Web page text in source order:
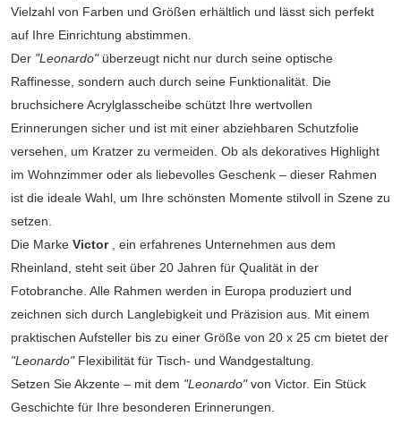
Vielzahl von Farben und Größen erhältlich und lässt sich perfekt
auf Ihre Einrichtung abstimmen.
Der "Leonardo"überzeugt nicht nur durch seine optische
Raffinesse, sondern auch durch seine Funktionalität. Die
bruchsichere Acrylglasscheibe schützt Ihre wertvollen
Erinnerungen sicher und ist mit einer abziehbaren Schutzfolie
versehen, um Kratzer zu vermeiden. Ob als dekoratives Highlight
im Wohnzimmer oder als liebevolles Geschenk – dieser Rahmen
ist die ideale Wahl, um Ihre schönsten Momente stilvoll in Szene zu
setzen.
Die Marke Victor, ein erfahrenes Unternehmen aus dem
Rheinland, steht seit über 20 Jahren für Qualität in der
Fotobranche. Alle Rahmen werden in Europa produziert und
zeichnen sich durch Langlebigkeit und Präzision aus. Mit einem
praktischen Aufsteller bis zu einer Größe von 20 x 25 cm bietet der
"Leonardo"Flexibilität für Tisch- und Wandgestaltung.
Setzen Sie Akzente – mit dem "Leonardo"von Victor. Ein Stück
Geschichte für Ihre besonderen Erinnerungen.